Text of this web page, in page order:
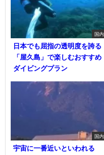
国内
日本でも屈指の透明度を誇る
「屋久島」で楽しむおすすめ
ダイビングプラン
国内
宇宙に一番近いといわれる